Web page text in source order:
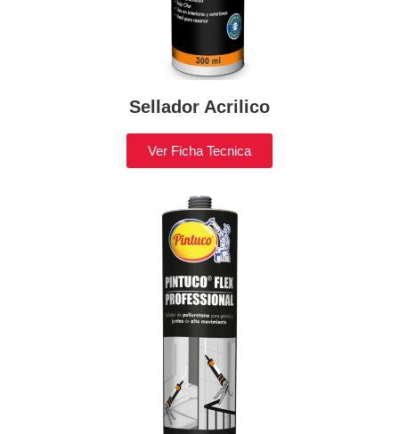
Sellador Acrilico
Ver Ficha Tecnica